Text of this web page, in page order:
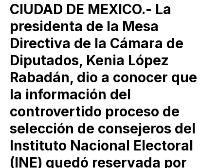
CIUDAD DE MEXICO.- La
presidenta de la Mesa
Directiva de la Cámara de
Diputados, Kenia López
Rabadán, dio a conocer que
la información del
controvertido proceso de
selección de consejeros del
Instituto Nacional Electoral
(INE) quedó reservada por